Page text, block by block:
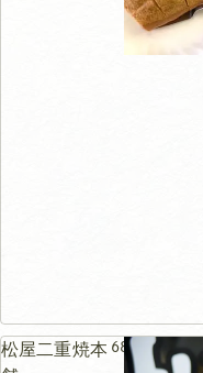
松屋二重焼本 68m